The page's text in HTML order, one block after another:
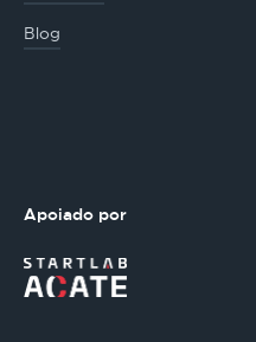
Blog
Apoiado por